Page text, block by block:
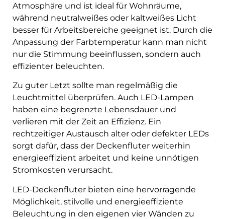
Atmosphäre und ist ideal für Wohnräume,
während neutralweißes oder kaltweißes Licht
besser für Arbeitsbereiche geeignet ist. Durch die
Anpassung der Farbtemperatur kann man nicht
nur die Stimmung beeinflussen, sondern auch
effizienter beleuchten.
Zu guter Letzt sollte man regelmäßig die
Leuchtmittel überprüfen. Auch LED-Lampen
haben eine begrenzte Lebensdauer und
verlieren mit der Zeit an Effizienz. Ein
rechtzeitiger Austausch alter oder defekter LEDs
sorgt dafür, dass der Deckenfluter weiterhin
energieeffizient arbeitet und keine unnötigen
Stromkosten verursacht.
LED-Deckenfluter bieten eine hervorragende
Möglichkeit, stilvolle und energieeffiziente
Beleuchtung in den eigenen vier Wänden zu